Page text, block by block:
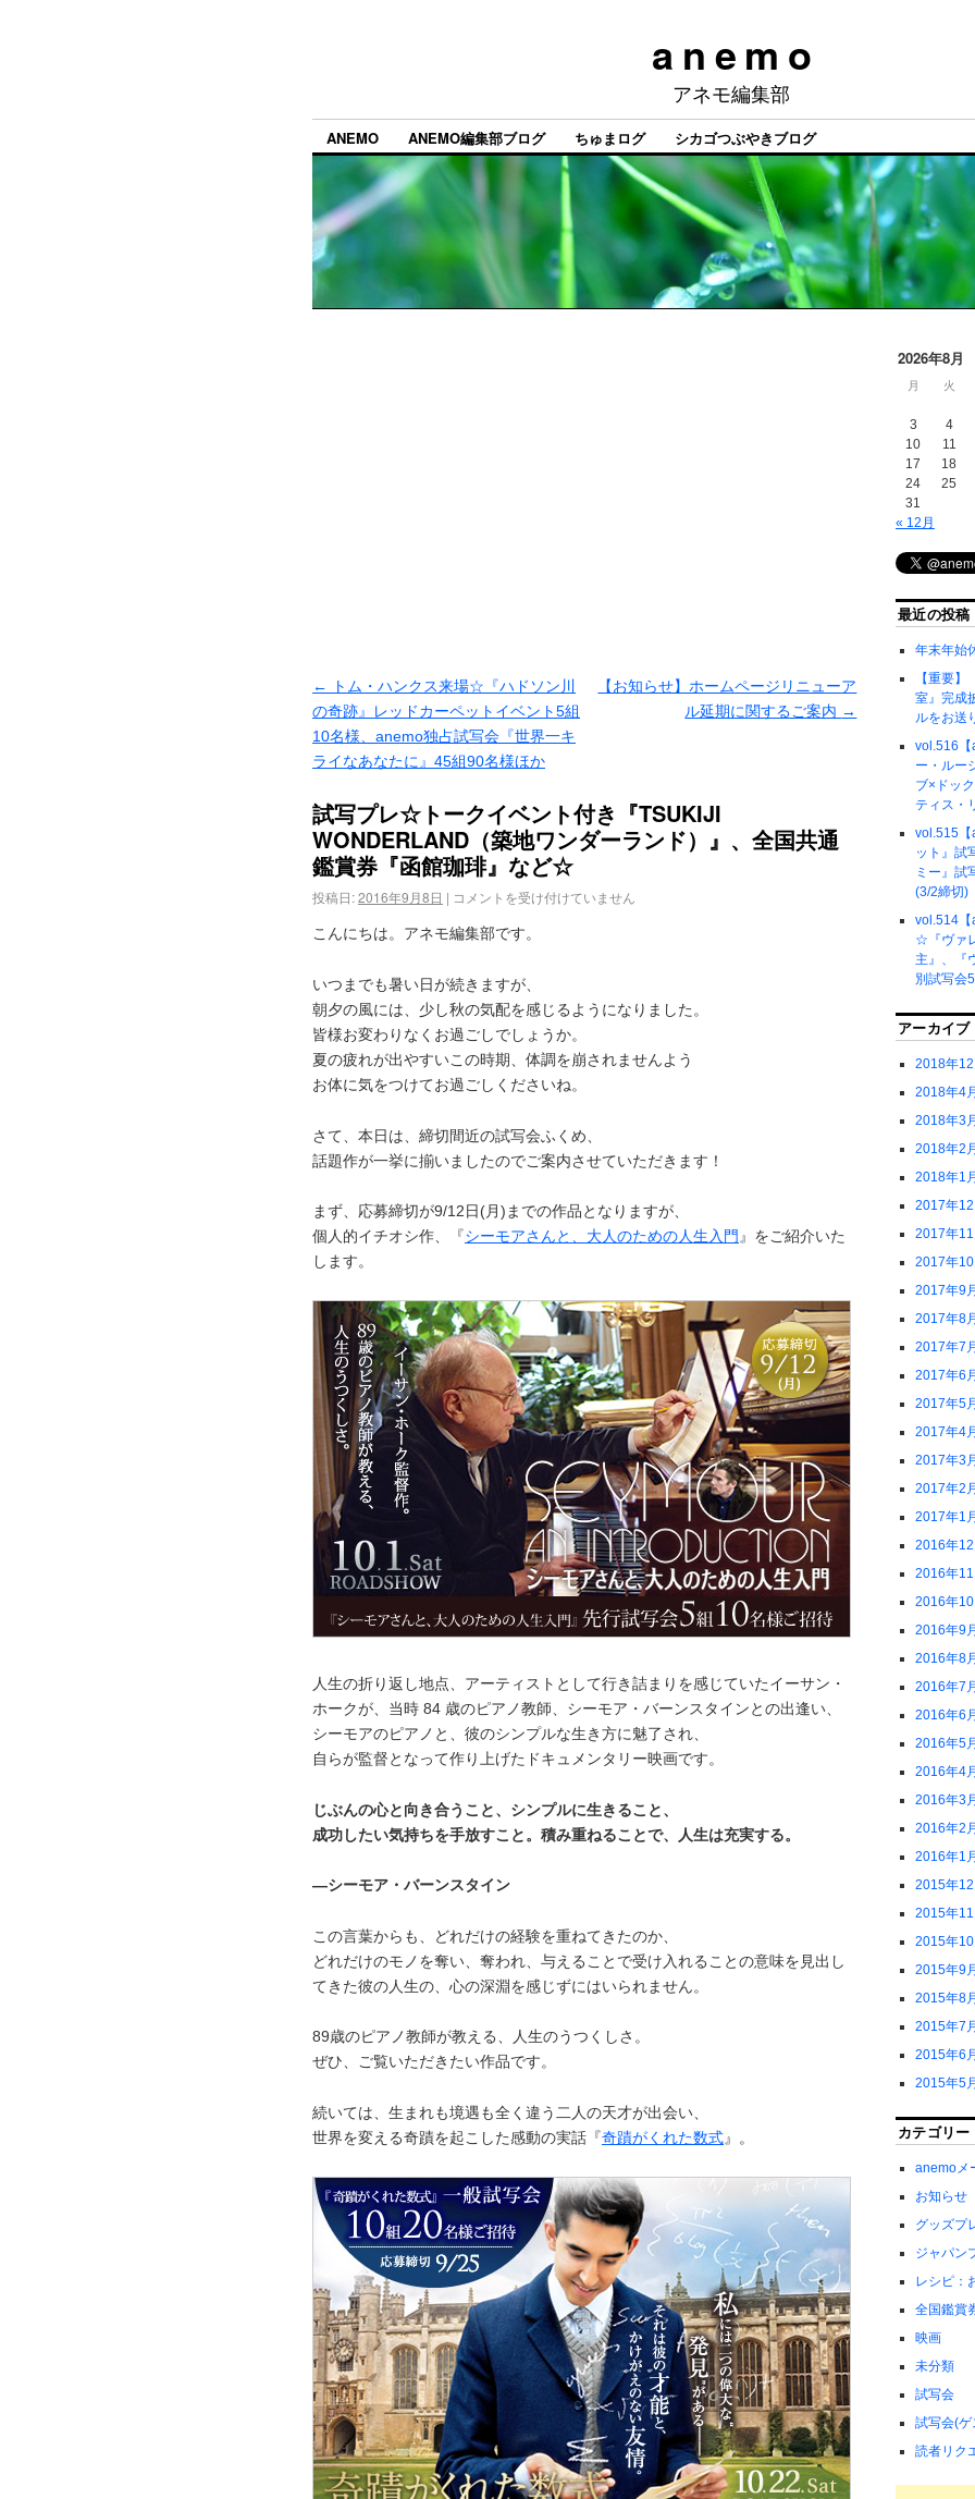
a n e m o
アネモ編集部
ANEMO ANEMO編集部ブログ ちゅまログ シカゴつぶやきブログ
←
トム・ハンクス来場☆『ハドソン川
の奇跡』レッドカーペットイベント5組
10名様、anemo独占試写会『世界一キ
ライなあなたに』45組90名様ほか
【お知らせ】ホームページリニューア
ル延期に関するご案内 →
試写プレ☆トークイベント付き『TSUKIJI
WONDERLAND（築地ワンダーランド）』、全国共通
鑑賞券『函館珈琲』など☆
投稿日:2016年9月8日 | コメントを受け付けていません
こんにちは。アネモ編集部です。
いつまでも暑い日が続きますが、
朝夕の風には、少し秋の気配を感じるようになりました。
皆様お変わりなくお過ごしでしょうか。
夏の疲れが出やすいこの時期、体調を崩されませんよう
お体に気をつけてお過ごしくださいね。
さて、本日は、締切間近の試写会ふくめ、
話題作が一挙に揃いましたのでご案内させていただきます！
まず、応募締切が9/12日(月)までの作品となりますが、
個人的イチオシ作、『シーモアさんと、大人のための人生入門 』をご紹介いた
します。
人生の折り返し地点、アーティストとして行き詰まりを感じていたイーサン・
ホークが、当時 84 歳のピアノ教師、シーモア・バーンスタインとの出逢い、
シーモアのピアノと、彼のシンプルな生き方に魅了され、
自らが監督となって作り上げたドキュメンタリー映画です。
じぶんの心と向き合うこと、シンプルに生きること、
成功したい気持ちを手放すこと。積み重ねることで、人生は充実する。
―シーモア・バーンスタイン
この言葉からも、どれだけの経験を重ねてきたのか、
どれだけのモノを奪い、奪われ、与えることで受け入れることの意味を見出し
てきた彼の人生の、心の深淵を感じずにはいられません。
89歳のピアノ教師が教える、人生のうつくしさ。
ぜひ、ご覧いただきたい作品です。
続いては、生まれも境遇も全く違う二人の天才が出会い、
世界を変える奇蹟を起こした感動の実話『奇蹟がくれた数式』。
2026年8月
月 火
3
4
10
11
17
18
24
25
31
« 12月
最近の投稿
年末年始
【重要
室』完成
ルをお送
vol.516
ー・ルー
ブ×ドッ
ティス・
vol.515【
ット』試
ミー』試
(3/2締切)
vol.514【
☆『ヴァ
主』、『
別試写会
アーカイブ
2018年
2018年4
2018年3
2018年2
2018年1
2017年
2017年
2017年
2017年9
2017年8
2017年7
2017年6
2017年5
2017年4
2017年3
2017年2
2017年1
2016年
2016年
2016年
2016年9
2016年8
2016年7
2016年6
2016年5
2016年4
2016年3
2016年2
2016年1
2015年
2015年
2015年
2015年9
2015年8
2015年7
2015年6
2015年5
カテゴリー
anemoメ
お知らせ
グッズプ
ジャパン
レシピ：
全国鑑賞
映画
未分類
試写会
試写会(
読者リク